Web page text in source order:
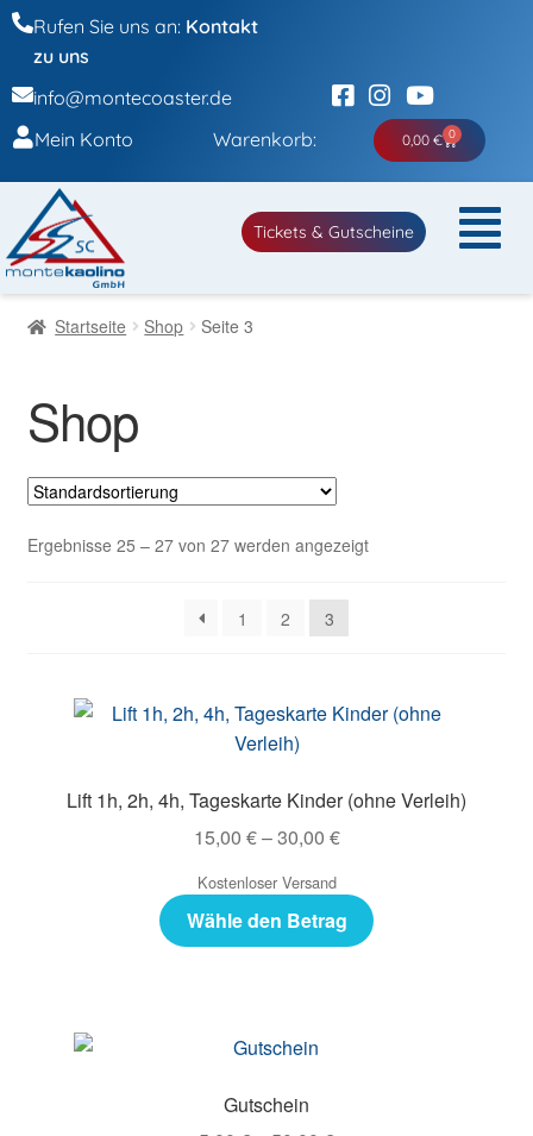
Rufen Sie uns an: Kontakt
zu uns
info@montecoaster.de
Mein Konto
Warenkorb: 0,00 € 0
Tickets & Gutscheine
Startseite Shop Seite 3
Shop
Ergebnisse 25 – 27 von 27 werden angezeigt
1 2 3
Lift 1h, 2h, 4h, Tageskarte Kinder (ohne Verleih)
15,00 €–30,00 €
Kostenloser Versand
Wähle den Betrag
Gutschein